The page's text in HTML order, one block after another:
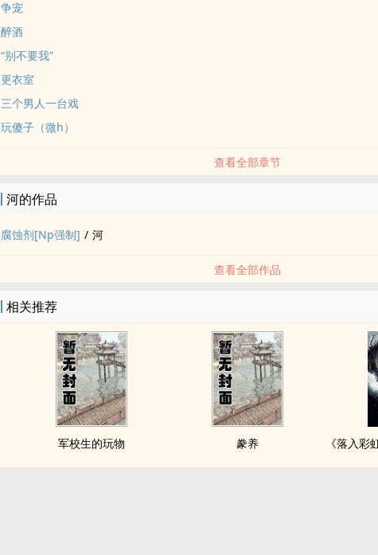
争宠
醉酒
“别不要我”
更衣室
三个男人一台戏
玩傻子（微h）
查看全部章节
河的作品
腐蚀剂[Np强制] / 河
查看全部作品
相关推荐
军校生的玩物 豢养